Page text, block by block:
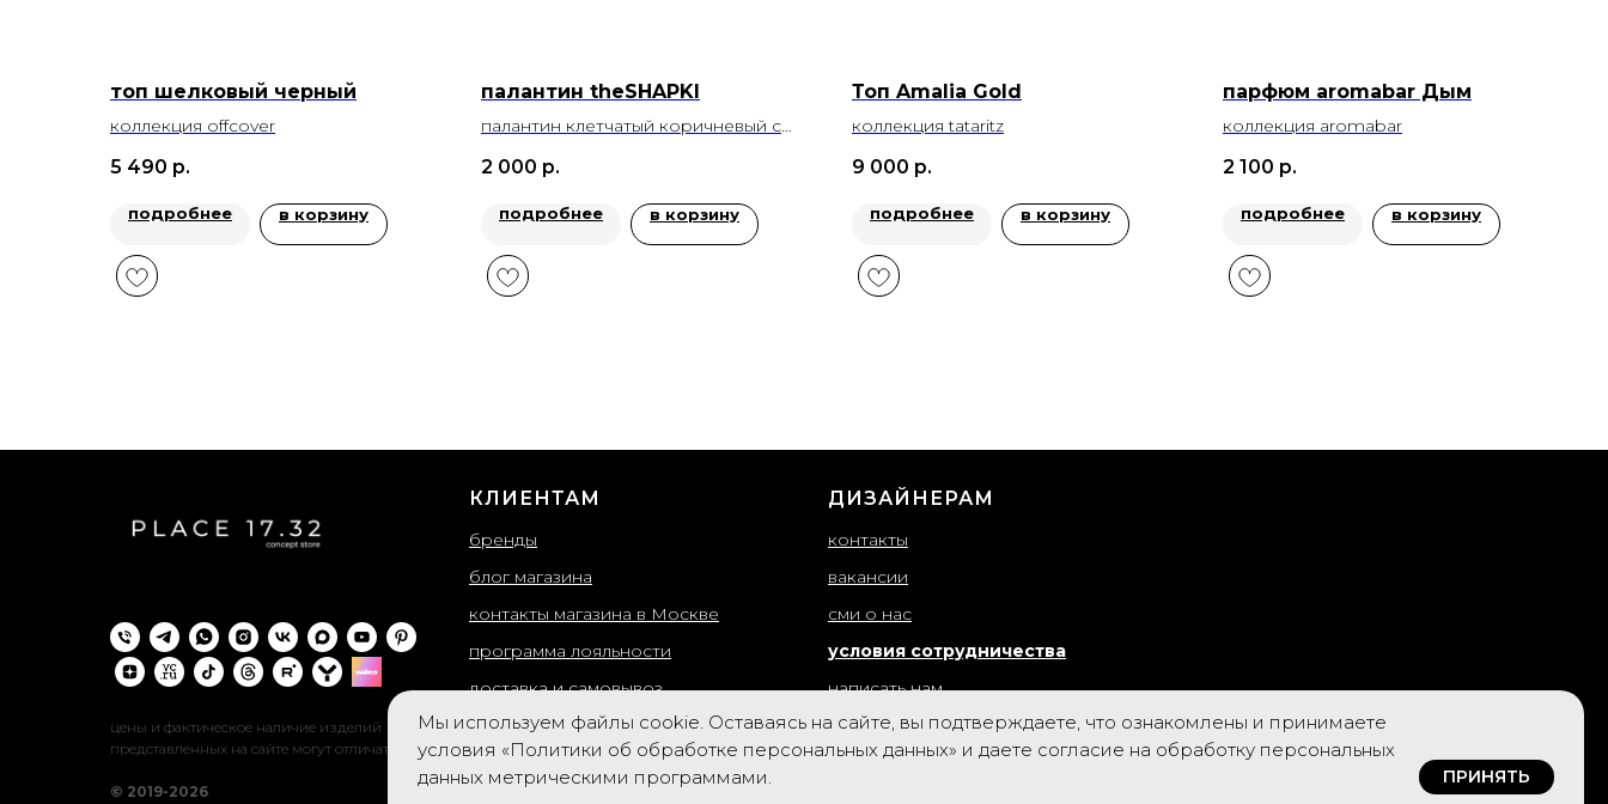
топ шелковый черный
коллекция offcover
5 490 р.
подробнее в корзину
палантин theSHAPKI
палантин клетчатый коричневый с
2 000 р.
подробнее в корзину
Топ Amalia Gold
коллекция tataritz
9 000 р.
подробнее в корзину
парфюм aromabar Дым
коллекция aromabar
2 100 р.
подробнее в корзину
цены и фактическое наличие изделий
представленных на сайте могут отличатся
© 2019-2026
КЛИЕНТАМ
бренды
блог магазина
контакты магазина в Москве
программа лояльности
доставка и самовывоз
возврат товаров
публичная оферта
ДИЗАЙНЕРАМ
контакты
вакансии
сми о нас
условия сотрудничества
написать нам
вход для партнеров
Мы используем файлы cookie. Оставаясь на сайте, вы подтверждаете, что ознакомлены и принимаете
условия «Политики об обработке персональных данных» и даете согласие на обработку персональных
данных метрическими программами.
ПРИНЯТЬ